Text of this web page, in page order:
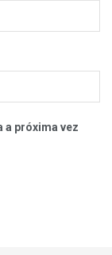
a próxima vez